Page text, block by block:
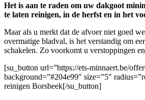
Het is aan te raden om uw dakgoot
te laten reinigen, in de herfst en in het
Maar als u merkt dat de afvoer niet goed
overmatige bladval, is het verstandig om
schakelen. Zo voorkomt u verstoppingen
[su_button url=”https://ets-minnaert.be/
background=”#204e99″ size=”5″
reinigen Borsbeek[/su_button]